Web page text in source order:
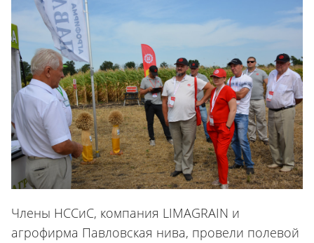
Члены НССиС, компания LIMAGRAIN и
агрофирма Павловская нива, провели полевой